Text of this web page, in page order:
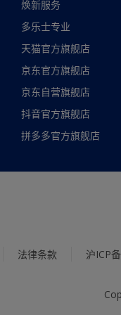
焕新服务
多乐士专业
天猫官方旗舰店
京东官方旗舰店
京东自营旗舰店
抖音官方旗舰店
拼多多官方旗舰店
法律条款 沪ICP